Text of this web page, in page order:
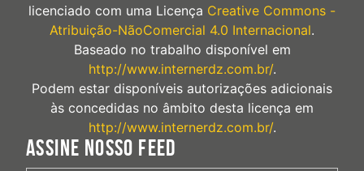
licenciado com uma Licença Creative Commons -
Atribuição-NãoComercial 4.0 Internacional.
Baseado no trabalho disponível em
http://www.internerdz.com.br/.
Podem estar disponíveis autorizações adicionais
às concedidas no âmbito desta licença em
http://www.internerdz.com.br/.
ASSINE NOSSO FEED